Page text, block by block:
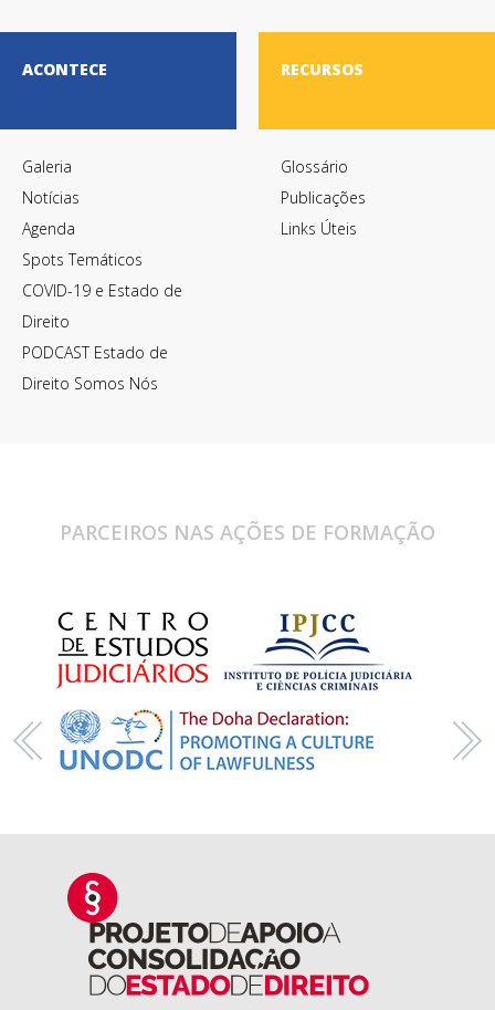
ACONTECE
Galeria
Notícias
Agenda
Spots Temáticos
COVID-19 e Estado de
Direito
PODCAST Estado de
Direito Somos Nós
RECURSOS
Glossário
Publicações
Links Úteis
PARCEIROS NAS AÇÕES DE FORMAÇÃO